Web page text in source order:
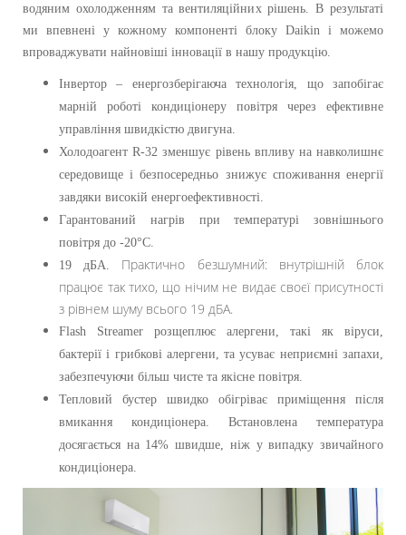
водяним охолодженням та вентиляційних рішень. В результаті
ми впевнені у кожному компоненті блоку Daikin і можемо
впроваджувати найновіші інновації в нашу продукцію.
Інвертор – енергозберігаюча технологія, що запобігає
марній роботі кондиціонеру повітря через ефективне
управління швидкістю двигуна.
Холодоагент R-32 зменшує рівень впливу на навколишнє
середовище і безпосередньо знижує споживання енергії
завдяки високій енергоефективності.
Гарантований нагрів при температурі зовнішнього
повітря до -20°C.
19 дБА. Практично безшумний: внутрішній блок
працює так тихо, що нічим не видає своєї присутності
з рівнем шуму всього 19 дБА.
Flash Streamer розщеплює алергени, такі як віруси,
бактерії і грибкові алергени, та усуває неприємні запахи,
забезпечуючи більш чисте та якісне повітря.
Тепловий бустер швидко обігріває приміщення після
вмикання кондиціонера. Встановлена температура
досягається на 14% швидше, ніж у випадку звичайного
кондиціонера.